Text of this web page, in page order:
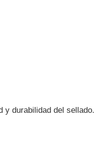
y durabilidad del sellado.